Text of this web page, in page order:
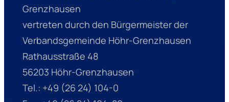
Grenzhausen
vertreten durch den Bürgermeister der
Verbandsgemeinde Höhr-Grenzhausen
Rathausstraße 48
56203 Höhr-Grenzhausen
Tel.: +49 (26 24) 104-0